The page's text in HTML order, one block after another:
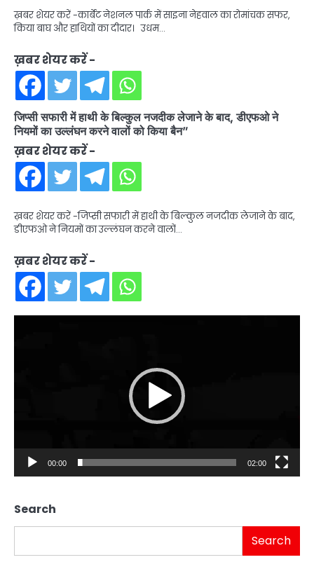
ख़बर शेयर करें -कार्बेट नेशनल पार्क में साइना नेहवाल का रोमांचक सफर,
किया बाघ और हाथियों का दीदार। उधम…
ख़बर शेयर करें -
जिप्सी सफारी में हाथी के बिल्कुल नजदीक लेजाने के बाद, डीएफओ ने
नियमों का उल्लंघन करने वालों को किया बैन”
ख़बर शेयर करें -
ख़बर शेयर करें -जिप्सी सफारी में हाथी के बिल्कुल नजदीक लेजाने के बाद,
डीएफओ ने नियमों का उल्लंघन करने वालों…
ख़बर शेयर करें -
00:00 02:00
Search
Search